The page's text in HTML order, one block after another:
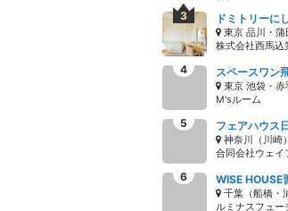
ドミトリーに
東京 品川・蒲
株式会社西馬込
スペースワン
東京 池袋・赤
M'sルーム
フェアハウス
神奈川（川崎）
合同会社ウェイ
WISE HOUSE
千葉（船橋・
ルミナスフュー